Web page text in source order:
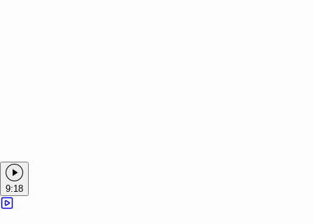
9:18